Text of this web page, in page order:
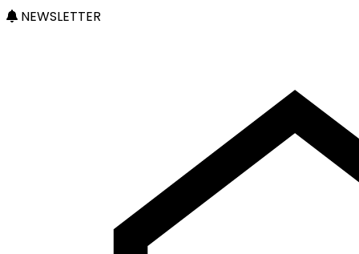
NEWSLETTER